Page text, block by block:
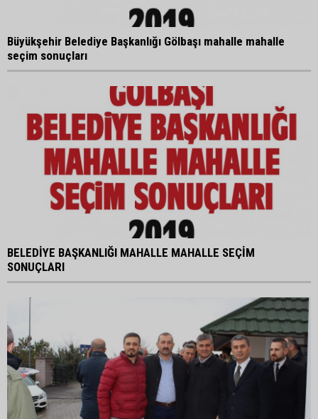
Büyükşehir Belediye Başkanlığı Gölbaşı mahalle mahalle
seçim sonuçları
BELEDİYE BAŞKANLIĞI MAHALLE MAHALLE SEÇİM
SONUÇLARI